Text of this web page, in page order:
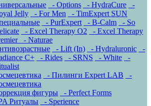
- Options - HydraCure
-
Jelly
- For Men
- TimExpert SUN
- PurExpert - B-Calm
- So
- Excel Therapy O2
- Excel Therapy
- Naturae
- Lift (In) - Hydraluronic
-
C+
- Rides - SRNS - White
-
- Пилинги Expert LAB
-
фигуры
- Perfect Forms
Ритуалы
- Sperience